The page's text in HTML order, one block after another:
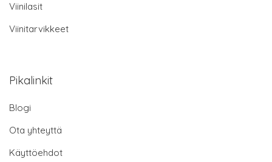
Viinilasit
Viinitarvikkeet
Pikalinkit
Blogi
Ota yhteyttä
Käyttöehdot